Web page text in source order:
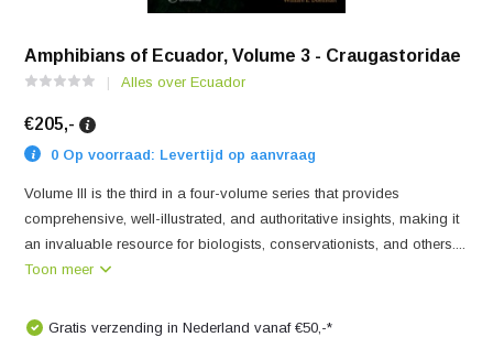
Amphibians of Ecuador, Volume 3 - Craugastoridae
Alles over Ecuador
€205,-
0 Op voorraad: Levertijd op aanvraag
Volume III is the third in a four-volume series that provides
comprehensive, well-illustrated, and authoritative insights, making it
an invaluable resource for biologists, conservationists, and others....
Toon meer
Gratis verzending in Nederland vanaf €50,-*